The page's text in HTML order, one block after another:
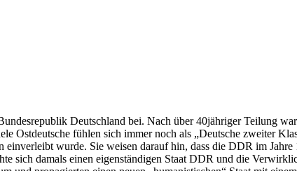
Deutschland bei. Nach über 40­jähriger Teilung
Ostdeutsche füh­len sich immer noch als „Deutsche zweiter
wurde. Sie weisen darauf hin, dass die DDR im
sich damals einen eigenständigen Staat DDR und die